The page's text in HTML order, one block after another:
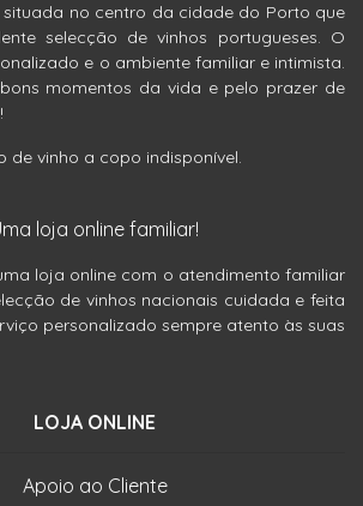
situada no centro da cidade do Porto que
selecção de vinhos portugueses. O
e o ambiente familiar e intimista.
momentos da vida e pelo prazer de
de vinho a copo indisponível.
loja online familiar!
loja online com o atendimento familiar
de vinhos nacionais cuidada e feita
personalizado sempre atento às suas
LOJA ONLINE
Apoio ao Cliente